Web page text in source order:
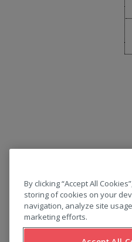
T:
By clicking “Accept All
storing of cookies on your
navigation, analyze site
marketing efforts.